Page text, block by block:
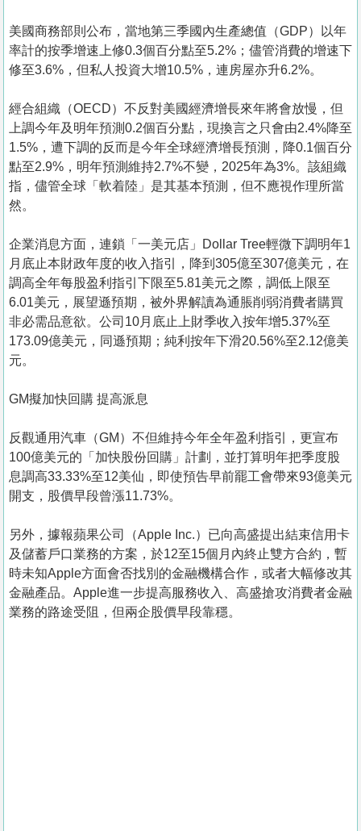
美國商務部則公布，當地第三季國內生產總值（GDP）以年
率計的按季增速上修0.3個百分點至5.2%；儘管消費的增速下
修至3.6%，但私人投資大增10.5%，連房屋亦升6.2%。
經合組織（OECD）不反對美國經濟增長來年將會放慢，但
上調今年及明年預測0.2個百分點，現換言之只會由2.4%降至
1.5%，遭下調的反而是今年全球經濟增長預測，降0.1個百分
點至2.9%，明年預測維持2.7%不變，2025年為3%。該組織
指，儘管全球「軟着陸」是其基本預測，但不應視作理所當
然。
企業消息方面，連鎖「一美元店」Dollar Tree輕微下調明年1
月底止本財政年度的收入指引，降到305億至307億美元，在
調高全年每股盈利指引下限至5.81美元之際，調低上限至
6.01美元，展望遜預期，被外界解讀為通脹削弱消費者購買
非必需品意欲。公司10月底止上財季收入按年增5.37%至
173.09億美元，同遜預期；純利按年下滑20.56%至2.12億美
元。
GM擬加快回購 提高派息
反觀通用汽車（GM）不但維持今年全年盈利指引，更宣布
100億美元的「加快股份回購」計劃，並打算明年把季度股
息調高33.33%至12美仙，即使預告早前罷工會帶來93億美元
開支，股價早段曾漲11.73%。
另外，據報蘋果公司（Apple Inc.）已向高盛提出結束信用卡
及儲蓄戶口業務的方案，於12至15個月內終止雙方合約，暫
時未知Apple方面會否找別的金融機構合作，或者大幅修改其
金融產品。Apple進一步提高服務收入、高盛搶攻消費者金融
業務的路途受阻，但兩企股價早段靠穩。